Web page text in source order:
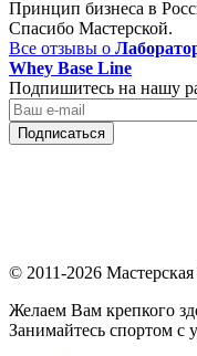
Принцип бизнеса в
Спасибо Мастерской.
Все отзывы о
Whey Base Line
Подпишитесь на нашу
Подписаться
© 2011-2026
Желаем Вам крепкого
Занимайтесь спортом с